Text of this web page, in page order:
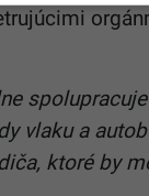
vlaku a
ktoré by